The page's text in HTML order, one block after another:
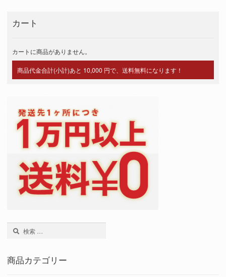
ゲ
ー
シ
ョ
ン
カート
カートに商品がありません。
商品代金合計(小計)あと 10,000 円で、送料無料になります！
検
索:
商品カテゴリー